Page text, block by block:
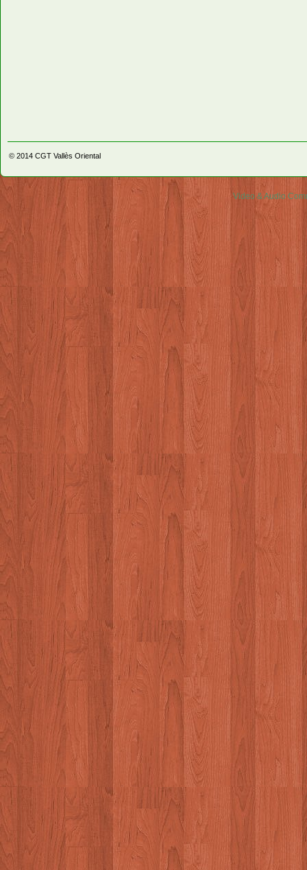
© 2014 CGT Vallès Oriental
Video & Audio